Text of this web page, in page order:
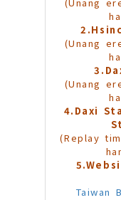
(Unang
2.
(Unang
3.
(Unang
4. Daxi
(Replay
5.
Taiwan